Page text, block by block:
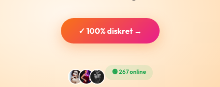
✓ 100% diskret →
🟢 267 online